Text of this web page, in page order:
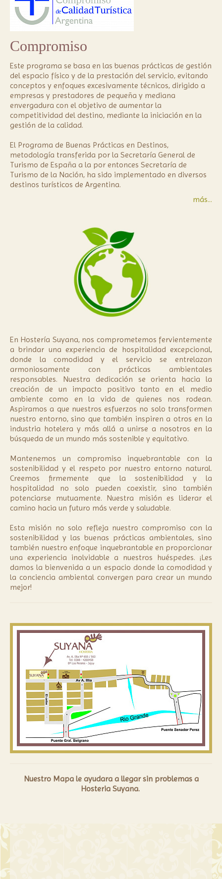
Compromiso
Este programa se basa en las buenas prácticas de gestión
del espacio físico y de la prestación del servicio, evitando
conceptos y enfoques excesivamente técnicos, dirigido a
empresas y prestadores de pequeña y mediana
envergadura con el objetivo de aumentar la
competitividad del destino, mediante la iniciación en la
gestión de la calidad.
El Programa de Buenas Prácticas en Destinos,
metodología transferida por la Secretaría General de
Turismo de España a la por entonces Secretaría de
Turismo de la Nación, ha sido implementado en diversos
más...
En Hostería Suyana, nos comprometemos fervientemente
a brindar una experiencia de hospitalidad excepcional,
donde la comodidad y el servicio se entrelazan
armoniosamente con prácticas ambientales
responsables. Nuestra dedicación se orienta hacia la
creación de un impacto positivo tanto en el medio
ambiente como en la vida de quienes nos rodean.
Aspiramos a que nuestros esfuerzos no solo transformen
nuestro entorno, sino que también inspiren a otros en la
industria hotelera y más allá a unirse a nosotros en la
búsqueda de un mundo más sostenible y equitativo.
Mantenemos un compromiso inquebrantable con la
sostenibilidad y el respeto por nuestro entorno natural.
Creemos firmemente que la sostenibilidad y la
hospitalidad no solo pueden coexistir, sino también
potenciarse mutuamente. Nuestra misión es liderar el
camino hacia un futuro más verde y saludable.
Esta misión no solo refleja nuestro compromiso con la
sostenibilidad y las buenas prácticas ambientales, sino
también nuestro enfoque inquebrantable en proporcionar
una experiencia inolvidable a nuestros huéspedes. ¡Les
damos la bienvenida a un espacio donde la comodidad y
la conciencia ambiental convergen para crear un mundo
mejor!
Nuestro Mapa le ayudara a llegar sin problemas a
Hosteria Suyana.